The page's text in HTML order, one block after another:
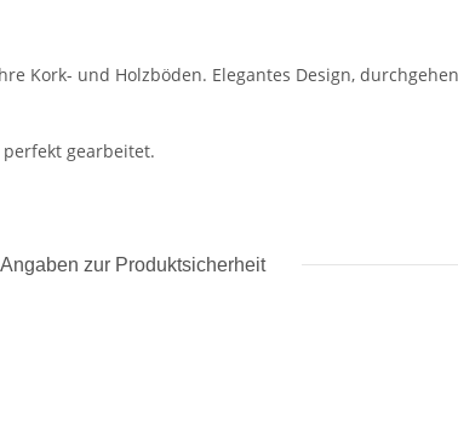
Kork- und Holzböden. Elegantes Design,
gearbeitet.
Angaben zur Produktsicherheit